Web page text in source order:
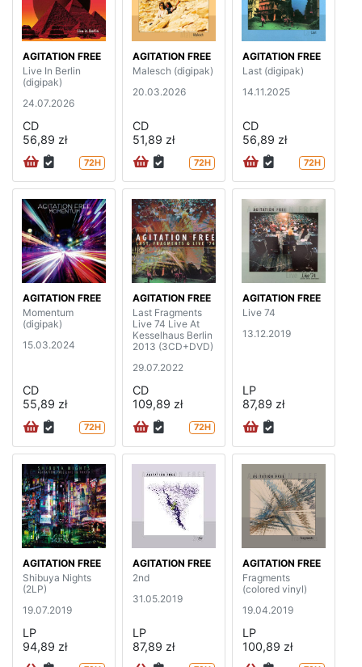
AGITATION FREE
Live In Berlin
(digipak)
24.07.2026
CD
56,89 zł
72H
AGITATION FREE
Malesch (digipak)
20.03.2026
CD
51,89 zł
72H
AGITATION FREE
Last (digipak)
14.11.2025
CD
56,89 zł
72H
AGITATION FREE
Momentum
(digipak)
15.03.2024
CD
55,89 zł
72H
AGITATION FREE
Last Fragments
Live 74 Live At
Kesselhaus Berlin
2013 (3CD+DVD)
29.07.2022
CD
109,89 zł
72H
AGITATION FREE
Live 74
13.12.2019
LP
87,89 zł
AGITATION FREE
Shibuya Nights
(2LP)
19.07.2019
LP
94,89 zł
AGITATION FREE
2nd
31.05.2019
LP
87,89 zł
AGITATION FREE
Fragments
(colored vinyl)
19.04.2019
LP
100,89 zł